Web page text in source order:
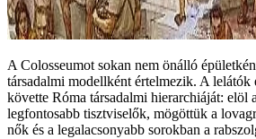
A Colosseumot sokan nem önálló
társadalmi modellként értelmezik. A lelátók
követte Róma társadalmi hierarchiáját: elöl
legfontosabb tisztviselők, mögöttük a
nők és a legalacsonyabb sorokban a